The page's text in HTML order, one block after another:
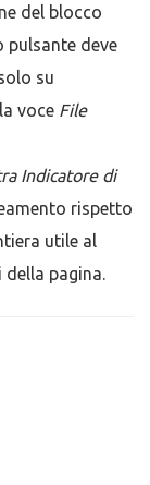
del blocco
pulsante deve
su
voce File
Indicatore di
rispetto
utile al
della pagina.